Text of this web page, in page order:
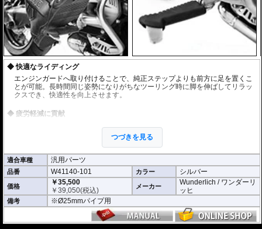
快適なライディング
エンジンガードへ取り付けることで、純正ステップよりも前方に足を置くこ
とが可能。長時間同じ姿勢になりがちなツーリング時に脚を伸ばしてリラッ
クスでき、快適性を向上させます。
疲労軽減に貢献
ロングツーリングでは膝を曲げた状態が続くため、知らず知らずのうちに脚
へ負担が蓄積します。本製品を使用することで姿勢に変化をつけることがで
き、脚や腰の疲労軽減に役立ちます。
滑り止めラバー付属
フットレスト表面には滑り止めラバーを装備。安定した足掛かりを確保し、
快適な使用感を実現します。
使わない時はコンパクトに収納
折りたたみ式を採用しているため、使用しない時はスマートに収納可能。車
体のスタイリングを損なうことなく装着できます。
つづきを見る
適合車種 汎用パーツ
品番 W41140-101 カラー シルバー
価格
￥35,500
￥39,050(税込) メーカー
Wunderlich / ワンダーリ
ッヒ
備考 ※Ø25mmパイプ用